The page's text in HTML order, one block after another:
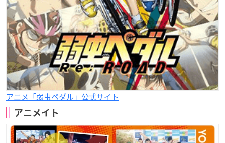
アニメ「弱虫ペダル」公式サイト
アニメイト